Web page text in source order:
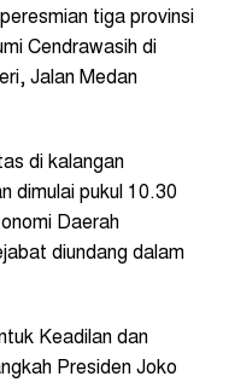
tiga provinsi
Cendrawasih di
Jalan Medan
di kalangan
dimulai pukul 10.30
Daerah
diundang dalam
Keadilan dan
Presiden Joko